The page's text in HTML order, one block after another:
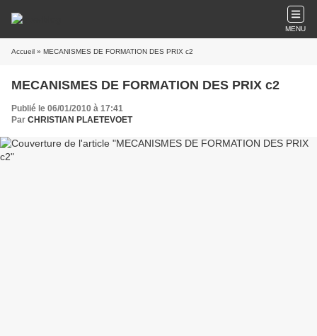
MENU
Accueil » MECANISMES DE FORMATION DES PRIX c2
MECANISMES DE FORMATION DES PRIX c2
Publié le 06/01/2010 à 17:41
Par CHRISTIAN PLAETEVOET